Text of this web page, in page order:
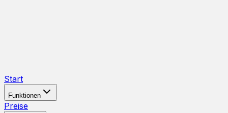
Start
Funktionen
Preise